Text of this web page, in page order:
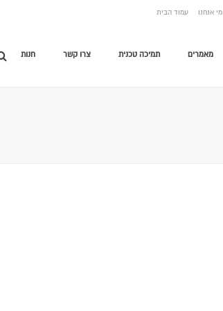
מי אנחנו עמוד הבית
חנות צרו קשר תמיכה טכנית מאמרים